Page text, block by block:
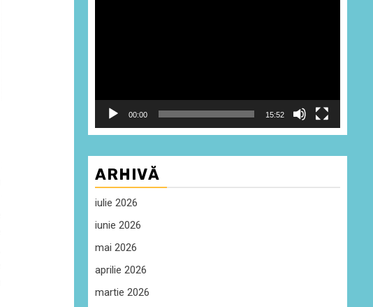
00:00 15:52
ARHIVĂ
iulie 2026
iunie 2026
mai 2026
aprilie 2026
martie 2026